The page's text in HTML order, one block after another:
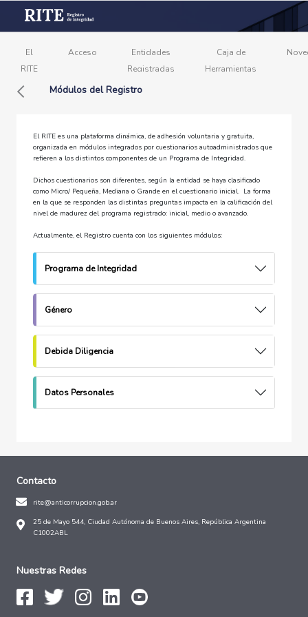
El
RITE
Acceso
Entidades
Registradas
Caja de
Herramientas
Módulos del Registro
El RITE es una plataforma dinámica, de adhesión voluntaria y gratuita,
organizada en módulos integrados por cuestionarios autoadministrados que
refieren a los distintos componentes de un Programa de Integridad.
Dichos cuestionarios son diferentes, según la entidad se haya clasificado
como Micro/ Pequeña, Mediana o Grande en el cuestionario inicial. La forma
en la que se responden las distintas preguntas impacta en la calificación del
nivel de madurez del programa registrado: inicial, medio o avanzado.
Actualmente, el Registro cuenta con los siguientes módulos:
Programa de Integridad
Género
Debida Diligencia
Datos Personales
Contacto
rite@anticorrupcion.gob.ar
25 de Mayo 544, Ciudad Autónoma de Buenos Aires, República Argentina
C1002ABL
Nuestras Redes